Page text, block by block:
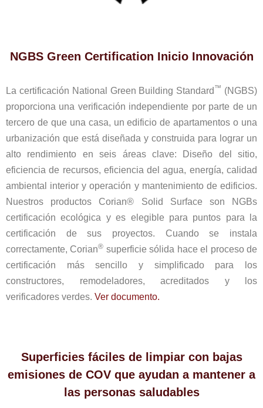
NGBS Green Certification Inicio Innovación
La certificación National Green Building Standard ™ (NGBS)
proporciona una verificación independiente por parte de un
tercero de que una casa, un edificio de apartamentos o una
urbanización que está diseñada y construida para lograr un
alto rendimiento en seis áreas clave: Diseño del sitio,
eficiencia de recursos, eficiencia del agua, energía, calidad
ambiental interior y operación y mantenimiento de edificios.
Nuestros productos Corian® Solid Surface son NGBs
certificación ecológica y es elegible para puntos para la
certificación de sus proyectos. Cuando se instala
correctamente, Corian® superficie sólida hace el proceso de
certificación más sencillo y simplificado para los
constructores, remodeladores, acreditados y los
verificadores verdes. Ver documento.
Superficies fáciles de limpiar con bajas
emisiones de COV que ayudan a mantener a
las personas saludables